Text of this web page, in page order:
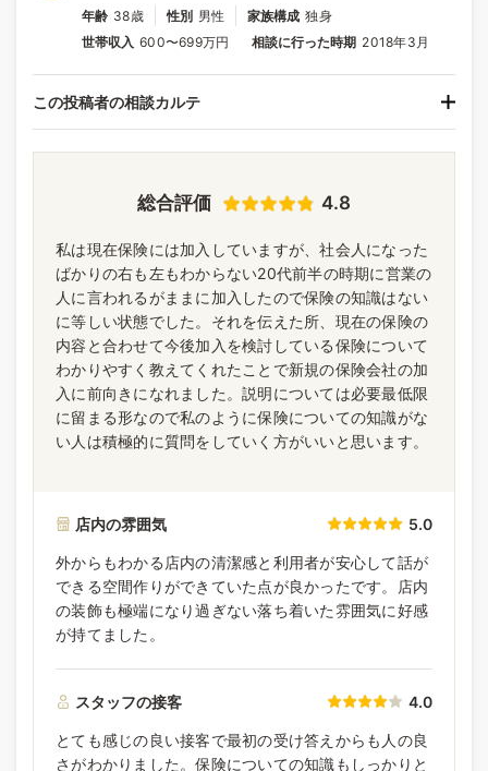
年齢 38歳 性別 男性 家族構成 独身
世帯収入 600〜699万円 相談に行った時期 2018年3月
この投稿者の相談カルテ
総合評価 4.8
私は現在保険には加入していますが、社会人になった
ばかりの右も左もわからない20代前半の時期に営業の
人に言われるがままに加入したので保険の知識はない
に等しい状態でした。それを伝えた所、現在の保険の
内容と合わせて今後加入を検討している保険について
わかりやすく教えてくれたことで新規の保険会社の加
入に前向きになれました。説明については必要最低限
に留まる形なので私のように保険についての知識がな
い人は積極的に質問をしていく方がいいと思います。
店内の雰囲気 5.0
外からもわかる店内の清潔感と利用者が安心して話が
できる空間作りができていた点が良かったです。店内
の装飾も極端になり過ぎない落ち着いた雰囲気に好感
が持てました。
スタッフの接客 4.0
とても感じの良い接客で最初の受け答えからも人の良
さがわかりました。保険についての知識もしっかりと